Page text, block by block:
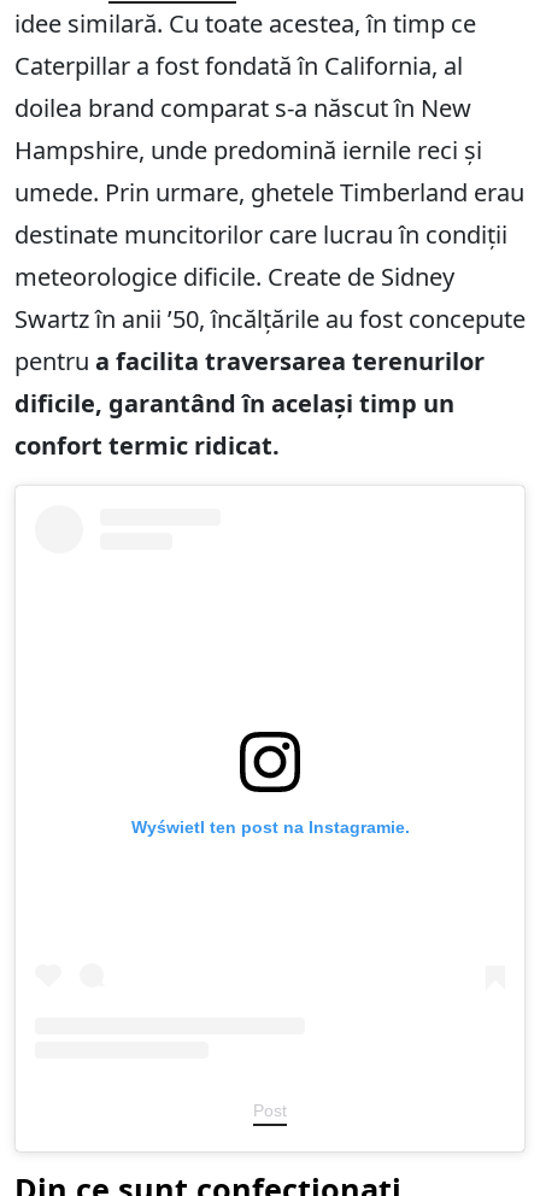
idee similară. Cu toate acestea, în timp ce
Caterpillar a fost fondată în California, al
doilea brand comparat s-a născut în New
Hampshire, unde predomină iernile reci și
umede. Prin urmare, ghetele Timberland erau
destinate muncitorilor care lucrau în condiții
meteorologice dificile. Create de Sidney
Swartz în anii ’50, încălțările au fost concepute
pentru a facilita traversarea terenurilor
dificile, garantând în același timp un
confort termic ridicat.
Wyświetl ten post na Instagramie.
Post